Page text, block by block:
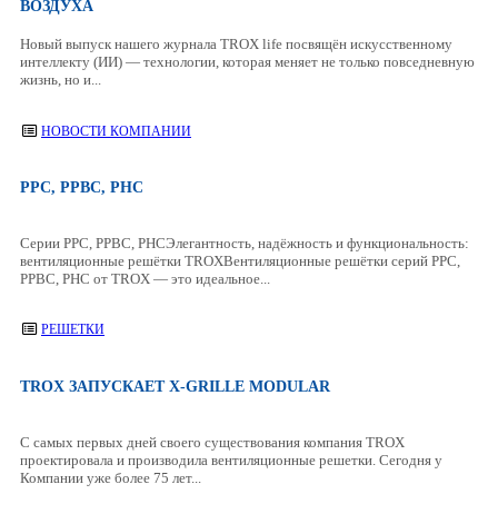
ВОЗДУХА
Новый выпуск нашего журнала TROX life посвящён искусственному
интеллекту (ИИ) — технологии, которая меняет не только повседневную
жизнь, но и...
НОВОСТИ КОМПАНИИ
PPС, PPBC, PHC
Серии PPС, PPBC, PHCЭлегантность, надёжность и функциональность:
вентиляционные решётки TROXВентиляционные решётки серий PPС,
PPBC, PHC от TROX — это идеальное...
РЕШЕТКИ
TROX ЗАПУСКАЕТ X-GRILLE MODULAR
С самых первых дней своего существования компания TROX
проектировала и производила вентиляционные решетки. Сегодня у
Компании уже более 75 лет...